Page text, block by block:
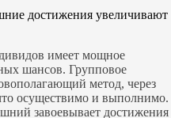
достижения увеличивают
имеет мощное
шансов. Групповое
метод, через
осуществимо и выполнимо.
завоевывает достижения